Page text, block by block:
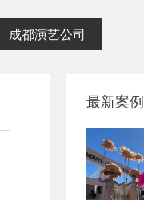
成都演艺公司
最新案例